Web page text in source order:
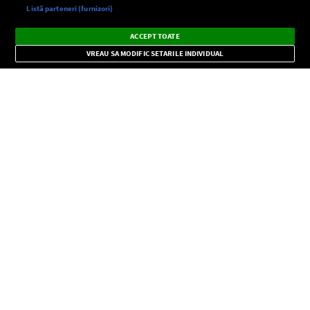
CONFIDENŢIALITATE
Setări:
Dark
Mode
Radio live, podcasturi, știri și alerte
importante.
×
Listă parteneri (furnizori)
ACCEPT TOATE
VREAU SA MODIFIC SETARILE INDIVIDUAL